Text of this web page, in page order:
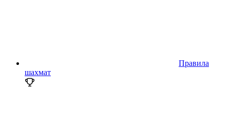
Правила
шахмат